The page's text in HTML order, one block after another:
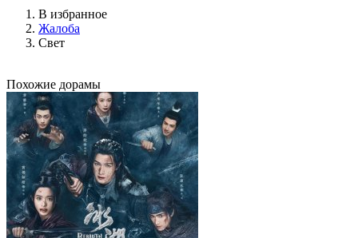
В избранное
Жалоба
Свет
Похожие дорамы